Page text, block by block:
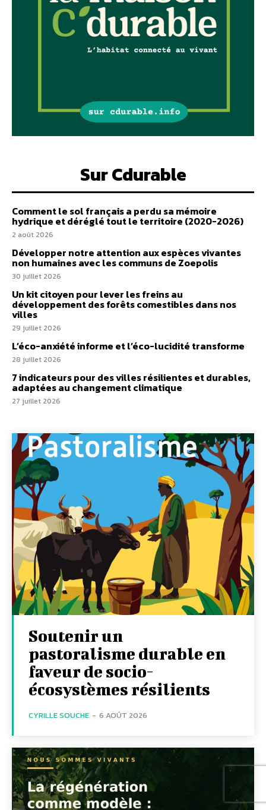
Sur Cdurable
Comment le sol français a perdu sa mémoire
hydrique et déréglé tout le territoire (2020-2026)
2 août 2026
Développer notre attention aux espèces vivantes
non humaines avec les communs de Zoepolis
30 juillet 2026
Un kit citoyen pour lever les freins au
développement des forêts comestibles dans nos
villes
29 juillet 2026
L’éco-anxiété informe et l’éco-lucidité transforme
28 juillet 2026
7 indicateurs pour des villes résilientes et durables,
adaptées au changement climatique
27 juillet 2026
Soutenir un
pastoralisme durable en
faveur de socio-
écosystèmes résilients
CYRILLE SOUCHE - 6 AOÛT 2026